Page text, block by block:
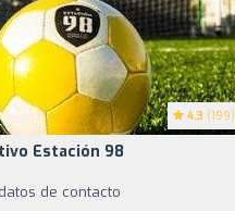
4.3 (199)
Estación 98
de contacto